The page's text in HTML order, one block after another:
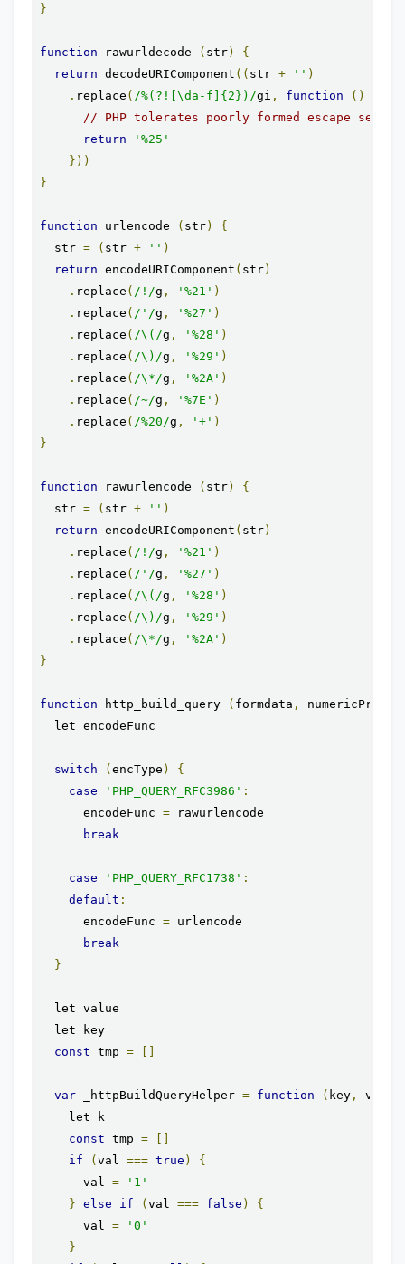
}
function rawurldecode ( str)
{
return decodeURIComponent (( str + '' )
. replace ( /%(?![\da-f]{2})/gi , function ()
// PHP tolerates poorly formed escape
return
'%25'
}))
}
function urlencode ( str)
{
  str
= ( str + '' )
return encodeURIComponent ( str)
. replace ( /!/g , '%21' )
. replace ( /'/g , '%27' )
. replace ( /\(/g , '%28' )
. replace ( /\)/g , '%29' )
. replace ( /\*/g , '%2A' )
. replace ( /~/g , '%7E' )
. replace ( /%20/g , '+' )
}
function rawurlencode ( str)
{
  str
= ( str + '' )
return encodeURIComponent ( str)
. replace ( /!/g , '%21' )
. replace ( /'/g , '%27' )
. replace ( /\(/g , '%28' )
. replace ( /\)/g , '%29' )
. replace ( /\*/g , '%2A' )
}
function http_build_query ( formdata , numericPrefix
  let encodeFunc
switch (encType )
{
case
'PHP_QUERY_RFC3986' :
      encodeFunc
= rawurlencode
break
case 'PHP_QUERY_RFC1738' :
default :
      encodeFunc
= urlencode
break
}
  let value
  let key
const tmp = []
var _httpBuildQueryHelper = function ( key , val
    let k
const tmp =
[]
if
(val === true )
{
      val
=
'1'
} else if (val === false )
{
      val
=
'0'
}